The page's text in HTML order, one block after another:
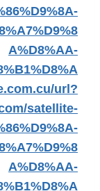
A%D8%AA-
url?
satellite-
A%D8%AA-